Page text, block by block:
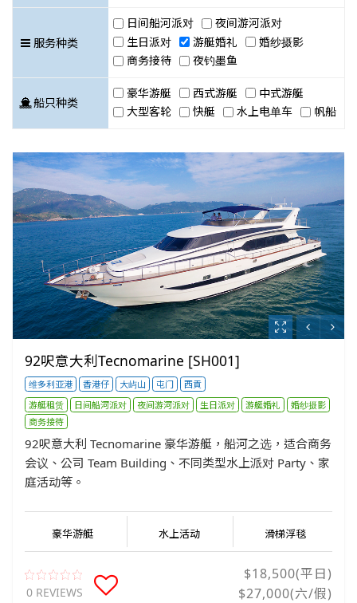
服务种类
日间船河派对
夜间游河派对
生日派对
游艇婚礼
婚纱摄影
商务接待
夜钓墨鱼
船只种类
豪华游艇 西式游艇
中式游艇
大型客轮
快艇 水上电单车 帆船
92呎意大利Tecnomarine [SH001]
维多利亚港 香港仔 大屿山 屯门
西貢
游艇租赁
日间船河派对 夜间游河派对 生日派对 游艇婚礼
婚纱摄影
商务接待
92呎意大利 Tecnomarine 豪华游艇，船河之选，适合商务
会议、公司 Team Building、不同类型水上派​​对 Party、家
庭活动等。
豪华游艇 水上活动 滑梯浮毯
0 REVIEWS
$18,500(平日)
$27,000(六/假)